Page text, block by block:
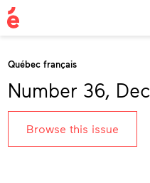
Québec français
Number 36,
Browse this issue